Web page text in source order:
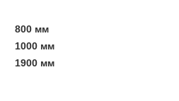
800 мм
1000 мм
1900 мм